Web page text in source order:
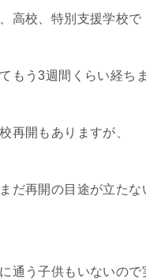
高校、特別支援学校で
もう3週間くらい経ちま
再開もありますが、
だ再開の目途が立たな
通う子供もいないので